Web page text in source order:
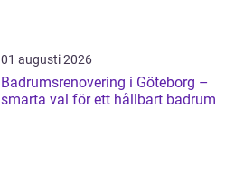
01 augusti 2026
Badrumsrenovering i Göteborg –
smarta val för ett hållbart badrum